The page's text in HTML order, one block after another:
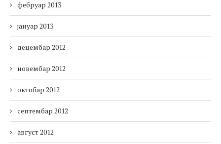
фебруар 2013
јануар 2013
децембар 2012
новембар 2012
октобар 2012
септембар 2012
август 2012